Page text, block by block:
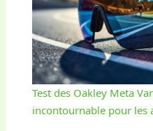
Test des Oakley Meta
incontournable pour les